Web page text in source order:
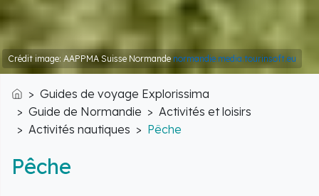
Crédit image: AAPPMA Suisse Normande normandie.media.tourinsoft.eu
Accueil
Guides de voyage Explorissima
Guide de Normandie
Activités et loisirs
Activités nautiques
Pêche
Pêche